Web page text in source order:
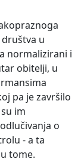
u
normalizirani i
obitelji, u
pa je završilo
im
o
- a ta
tome.